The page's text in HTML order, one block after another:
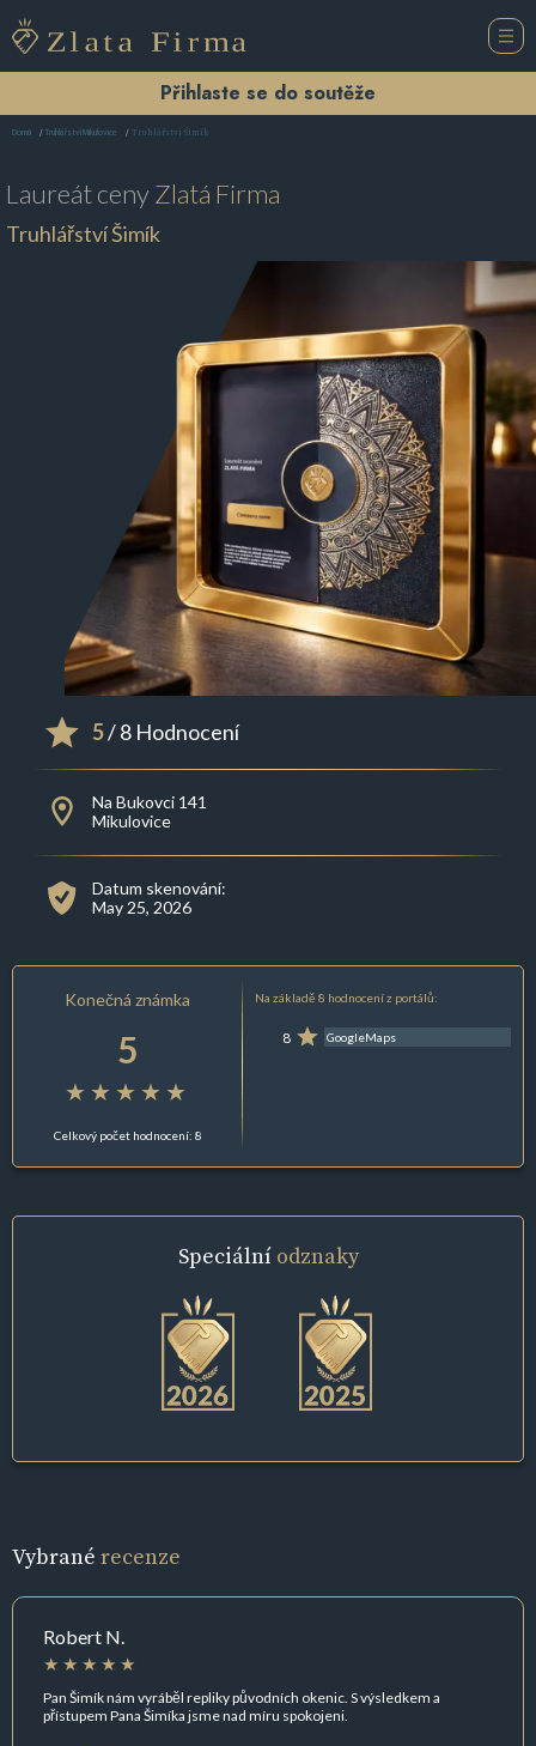
Přihlaste se do soutěže
Domů Truhlářství Mikulovice Truhlářství Šimík
Laureát cenyZlatá Firma
Truhlářství Šimík
5/ 8 Hodnocení
Na Bukovci 141
Mikulovice
Datum skenování:
May 25, 2026
Konečná známka
5
Celkový počet hodnocení: 8
Na základě 8 hodnocení z portálů:
8 GoogleMaps
Speciální odznaky
Vybrané recenze
Robert N.
Pan Šimík nám vyráběl repliky původních okenic. S výsledkem a
přístupem Pana Šimíka jsme nad míru spokojeni.